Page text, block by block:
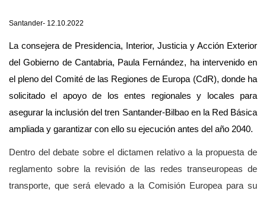
Santander- 12.10.2022
La consejera de Presidencia, Interior, Justicia y Acción Exterior
del Gobierno de Cantabria, Paula Fernández, ha intervenido en
el pleno del Comité de las Regiones de Europa (CdR), donde ha
solicitado el apoyo de los entes regionales y locales para
asegurar la inclusión del tren Santander-Bilbao en la Red Básica
ampliada y garantizar con ello su ejecución antes del año 2040.
Dentro del debate sobre el dictamen relativo a la propuesta de
reglamento sobre la revisión de las redes transeuropeas de
transporte, que será elevado a la Comisión Europea para su